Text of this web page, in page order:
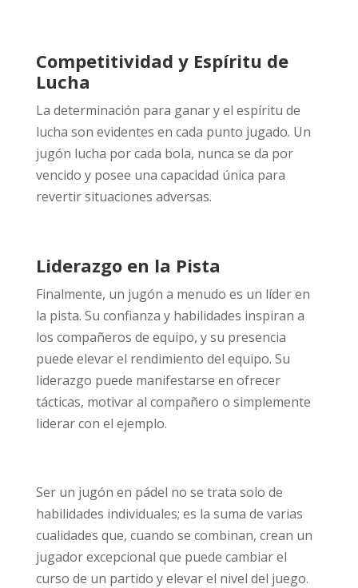
Competitividad y Espíritu de
Lucha
La determinación para ganar y el espíritu de
lucha son evidentes en cada punto jugado. Un
jugón lucha por cada bola, nunca se da por
vencido y posee una capacidad única para
revertir situaciones adversas.
Liderazgo en la Pista
Finalmente, un jugón a menudo es un líder en
la pista. Su confianza y habilidades inspiran a
los compañeros de equipo, y su presencia
puede elevar el rendimiento del equipo. Su
liderazgo puede manifestarse en ofrecer
tácticas, motivar al compañero o simplemente
liderar con el ejemplo.
Ser un jugón en pádel no se trata solo de
habilidades individuales; es la suma de varias
cualidades que, cuando se combinan, crean un
jugador excepcional que puede cambiar el
curso de un partido y elevar el nivel del juego.